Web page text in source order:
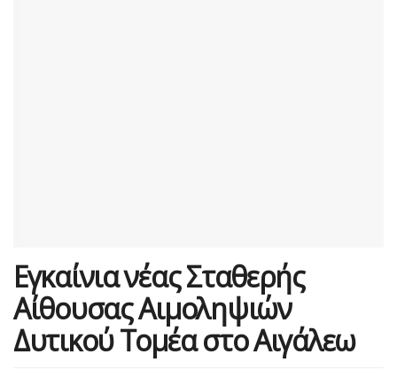
Εγκαίνια νέας Σταθερής
Αίθουσας Αιμοληψιών
Δυτικού Τομέα στο Αιγάλεω